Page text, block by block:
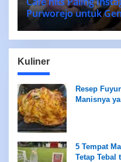
Purworejo untuk
Kuliner
Resep
Manisnya
5 Tempat
Tetap Tebal